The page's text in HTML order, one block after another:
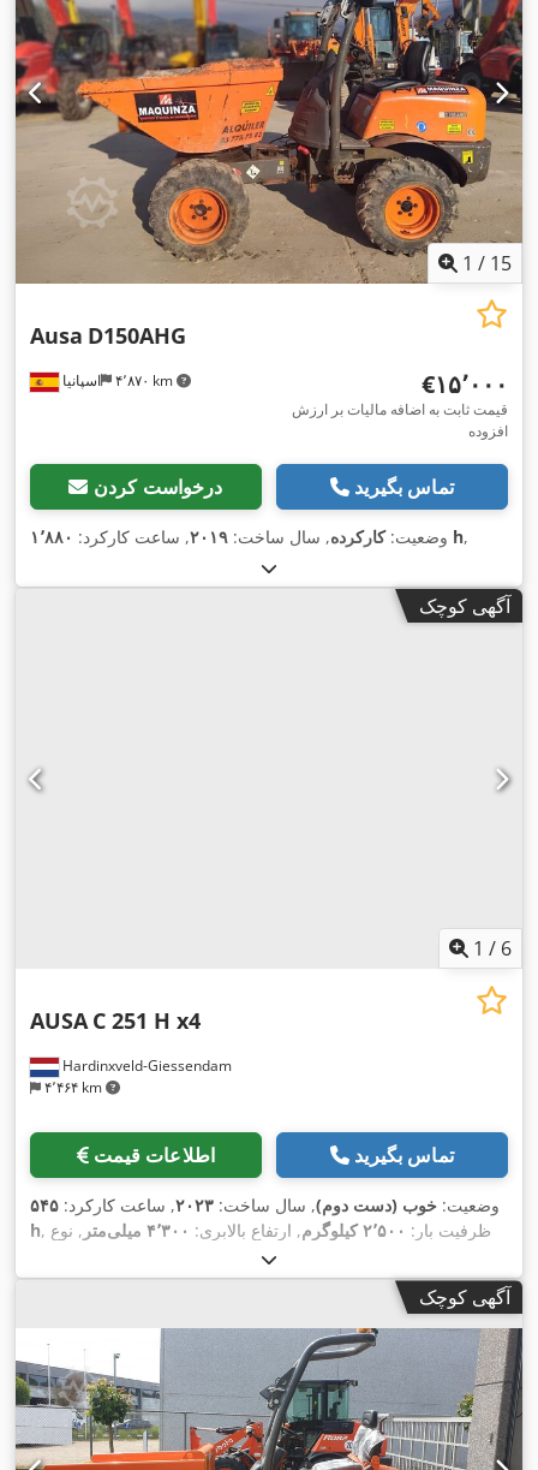
1 / 15
اسپانیا ۴٬۸۷۰ km
Ausa D150AHG
‎€۱۵٬۰۰۰
قیمت ثابت به اضافه مالیات بر ارزش
افزوده
درخواست کردن تماس بگیرید
وضعیت:کارکرده, سال ساخت: ۲۰۱۹, ساعت کارکرد: ۱٬۸۸۰ h,
آگهی کوچک
1 / 6
Hardinxveld-Giessendam
۴٬۴۶۴ km
AUSA C 251 H x4
اطلاعات قیمت تماس بگیرید
وضعیت: خوب (دست دوم), سال ساخت: ۲۰۲۳, ساعت کارکرد: ۵۴۵
h
, ظرفیت بار: ۲٬۵۰۰ کیلوگرم , ارتفاع بالابری: ۴٬۳۰۰ میلی‌متر
, نوع
تریپلکس
آگهی کوچک